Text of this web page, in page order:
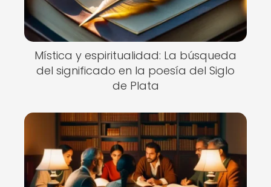
Mística y espiritualidad: La búsqueda
del significado en la poesía del Siglo
de Plata